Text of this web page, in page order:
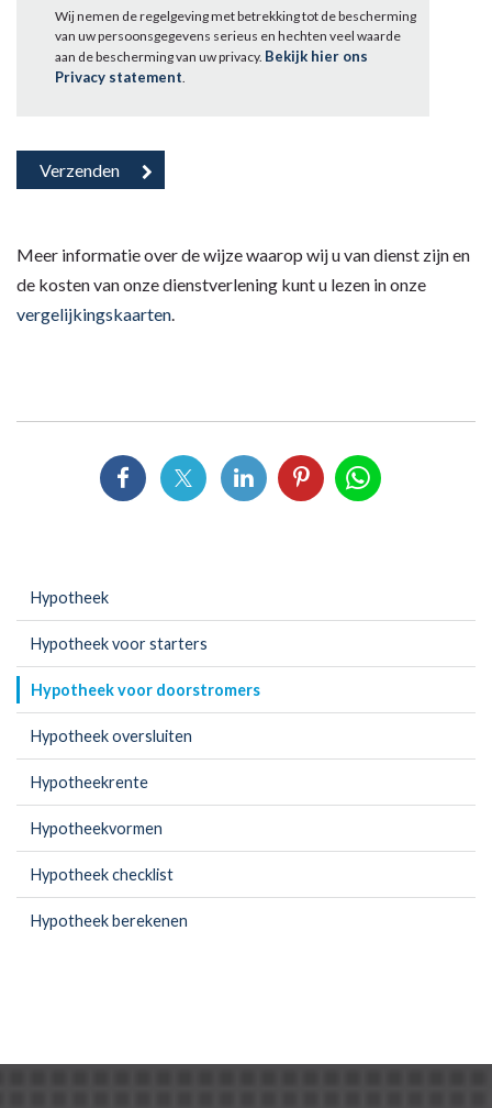
Wij nemen de regelgeving met betrekking tot de bescherming
van uw persoonsgegevens serieus en hechten veel waarde
aan de bescherming van uw privacy. Bekijk hier ons
Privacy statement
Meer informatie over de wijze waarop wij u van dienst zijn en
de kosten van onze dienstverlening kunt u lezen in onze
vergelijkingskaarten
Hypotheek
Hypotheek voor starters
Hypotheek voor doorstromers
Hypotheek oversluiten
Hypotheekrente
Hypotheekvormen
Hypotheek checklist
Hypotheek berekenen